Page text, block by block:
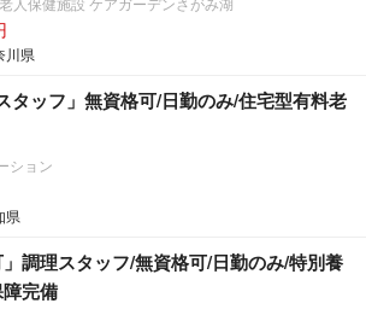
川県
タッフ」無資格可/日勤のみ/住宅型有料老
ション
県
」調理スタッフ/無資格可/日勤のみ/特別養
完備